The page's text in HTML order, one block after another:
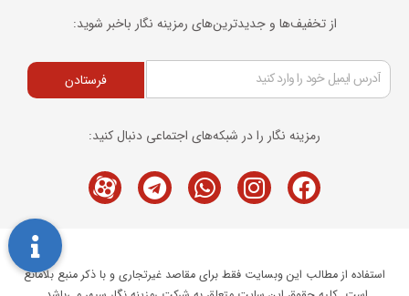
از تخفیف‌ها و جدیدترین‌های رمزینه نگار باخبر شوید:
فرستادن
رمزینه نگار را در شبکه‌های اجتماعی دنبال کنید:
Facebook
Instagram
Whatsapp
Telegram
M-
icon-
aparat
استفاده از مطالب این وبسایت فقط برای مقاصد غیرتجاری و با ذکر منبع بلامانع